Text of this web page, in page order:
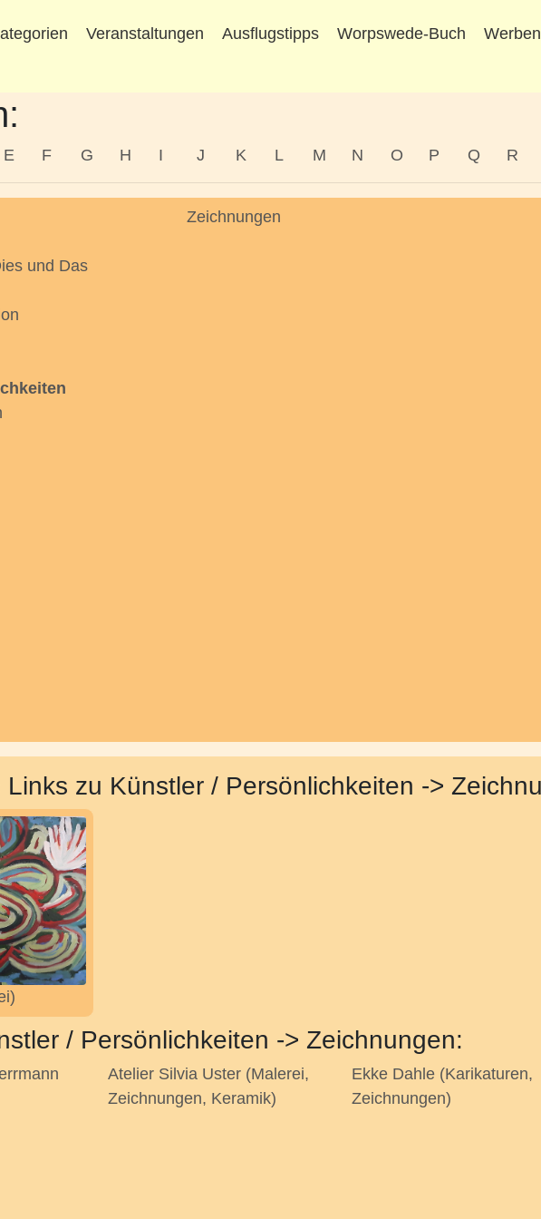
Veranstaltungen Ausflugstipps Worpswede-Buch
Werben
E F G H I J K L M N O P Q R
und Das
Zeichnungen
Links zu Künstler / Persönlichkeiten ->
/ Persönlichkeiten -> Zeichnungen:
Atelier Silvia Uster (Malerei,
Zeichnungen, Keramik)
Ekke Dahle (Karikaturen,
Zeichnungen)